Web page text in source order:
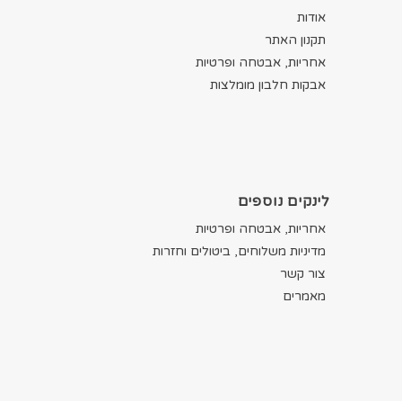
אודות
תקנון האתר
אחריות, אבטחה ופרטיות
אבקות חלבון מומלצות
לינקים נוספים
אחריות, אבטחה ופרטיות
מדיניות משלוחים, ביטולים וחזרות
צור קשר
מאמרים